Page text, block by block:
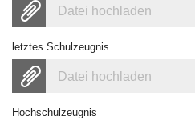
Datei hochladen
letztes Schulzeugnis
Datei hochladen
Hochschulzeugnis